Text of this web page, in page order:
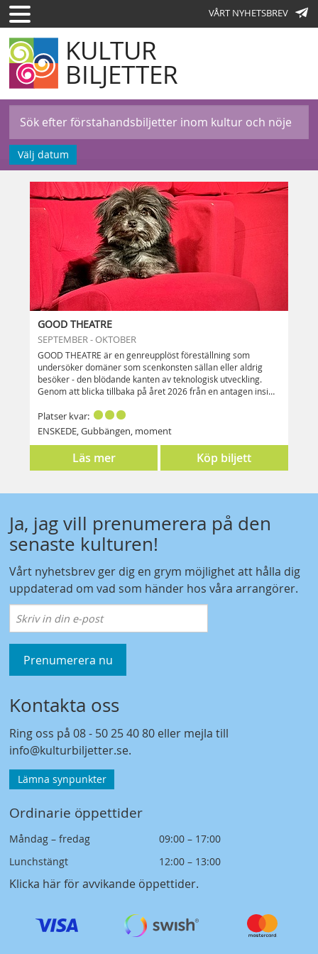
VÅRT NYHETSBREV
KULTUR
BILJETTER
Välj datum
GOOD THEATRE
SEPTEMBER - OKTOBER
GOOD THEATRE är en genreupplöst föreställning som
undersöker domäner som scenkonsten sällan eller aldrig
besöker - den blödande kanten av teknologisk utveckling.
Genom att blicka tillbaka på året 2026 från en antagen insikt
vara jordens dominerande livsform till att inta samma
position som hunden har för oss just nu. Kvällens stjärna är
Rudi - en trekilos maltipoo omsorgsfullt framavlad för att
smälta våra hjärtan under det röststyrda strålkastarljuset.
Platser kvar:
ENSKEDE, Gubbängen, moment
Läs mer Köp biljett
Ja, jag vill prenumerera på den
senaste kulturen!
Vårt nyhetsbrev ger dig en grym möjlighet att hålla dig
uppdaterad om vad som händer hos våra arrangörer.
Prenumerera nu
Kontakta oss
Ring oss på08 - 50 25 40 80 eller mejla till
info@kulturbiljetter.se.
Lämna synpunkter
Ordinarie öppettider
Måndag – fredag
09:00 – 17:00
Lunchstängt
12:00 – 13:00
Klicka här för avvikande öppettider.